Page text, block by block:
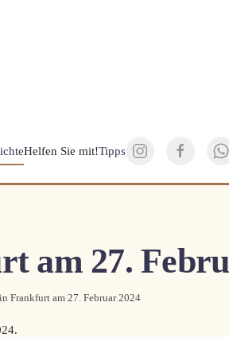
Helfen Sie mit!Tipps
am 27.
Frankfurt am 27. Februar 2024
.